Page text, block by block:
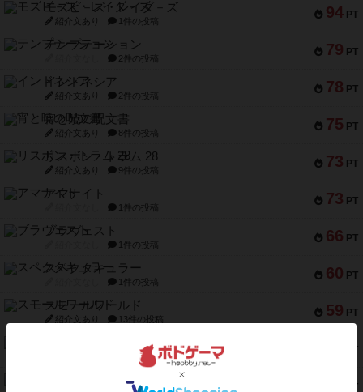
94 PT
モズビ－ズ・レイダ－ズ
紹介文あり 1件の投稿
79 PT
テンプテーション
2件の投稿
78 PT
インドネシア
紹介文あり 2件の投稿
75 PT
宵と暁の呪文書
紹介文あり 8件の投稿
73 PT
リスボン・トラム 28
紹介文あり 9件の投稿
73 PT
アマナイト
1件の投稿
66 PT
ブラヴェスト
1件の投稿
60 PT
スペクタキュラー
1件の投稿
59 PT
スモールワールド
紹介文あり 13件の投稿
PT
2件の投稿
PT
Bitter End ブタペスト救出作戦